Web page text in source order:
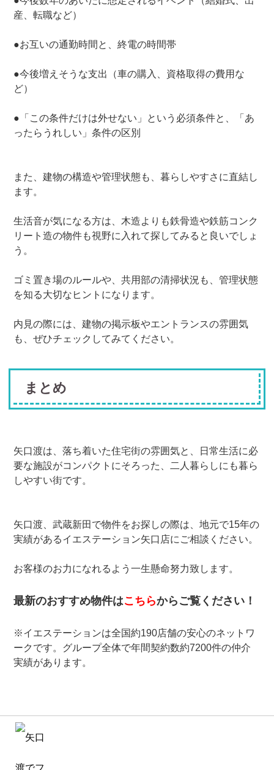
産、転職など）
●お互いの通勤時間と、終電の時間帯
●今後増えそうな支出（車の購入、資格取得の費用な
ど）
●「この条件だけは外せない」という必須条件と、「あ
ったらうれしい」条件の区別
また、建物の構造や管理状態も、暮らしやすさに直結し
ます。
生活音が気になる方は、木造よりも鉄骨造や鉄筋コンク
リート造の物件も視野に入れて探してみると良いでしょ
う。
ゴミ置き場のルールや、共用部の清掃状況も、管理状態
を知る大切なヒントになります。
内見の際には、建物の掲示板やエントランスの雰囲気
も、ぜひチェックしてみてください。
まとめ
矢口渡は、落ち着いた住宅街の雰囲気と、日常生活に必
要な施設がコンパクトにそろった、二人暮らしにも暮ら
しやすい街です。
矢口渡、武蔵新田で物件をお探しの際は、地元で15年の
実績があるイエステーション矢口店にご相談ください。
お客様のお力になれるよう一生懸命努力致します。
最新のおすすめ物件はこちらからご覧ください！
※イエステーションは全国約190店舗の安心のネットワ
ークです。グループ全体で年間契約数約7200件の仲介
実績があります。